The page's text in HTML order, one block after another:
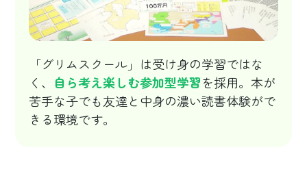
「グリムスクール」は受け身の学習ではな
く、 自ら考え楽しむ参加型学習を採用。本が
苦手な子でも友達と中身の濃い読書体験がで
きる環境です。